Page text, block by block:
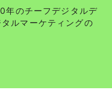
年のチーフデジタルデ
ルマーケティングの